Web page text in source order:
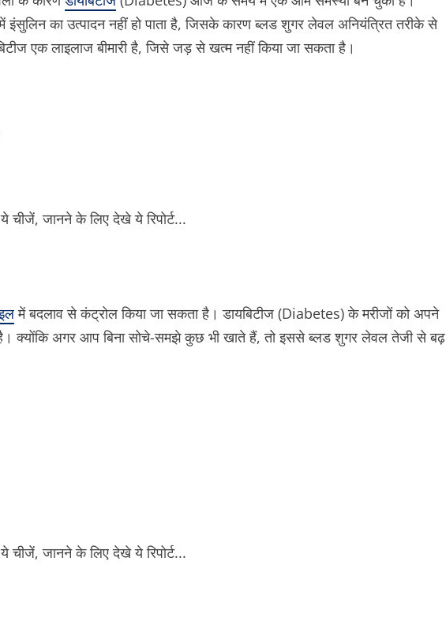
में इंसुलिन का उत्पादन नहीं हो पाता है, जिसके कारण ब्लड शुगर लेवल अनियंत्रित तरीके से
एक लाइलाज बीमारी है, जिसे जड़ से खत्म नहीं किया जा सकता है।
में बदलाव से कंट्रोल किया जा सकता है। डायबिटीज (Diabetes) के मरीजों को अपने
है। क्योंकि अगर आप बिना सोचे-समझे कुछ भी खाते हैं, तो इससे ब्लड शुगर लेवल तेजी से बढ़